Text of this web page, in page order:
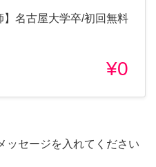
】名古屋大学卒/初回無料
¥0
ッセージを入れてください